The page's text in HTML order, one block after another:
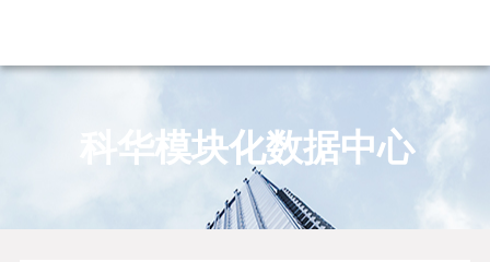
科华模块化数据中心